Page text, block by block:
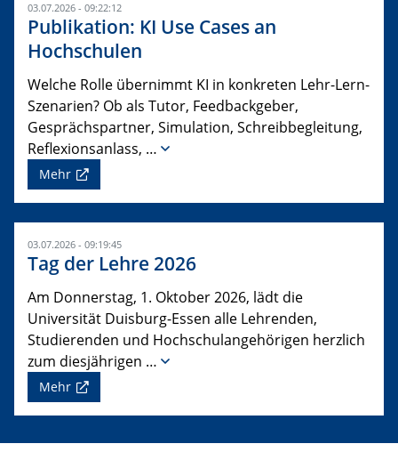
03.07.2026 - 09:22:12
Publikation: KI Use Cases an
Hochschulen
Welche Rolle übernimmt KI in konkreten Lehr-Lern-
Szenarien? Ob als Tutor, Feedbackgeber,
Gesprächspartner, Simulation, Schreibbegleitung,
Reflexionsanlass, …
Mehr
03.07.2026 - 09:19:45
Tag der Lehre 2026
Am Donnerstag, 1. Oktober 2026, lädt die
Universität Duisburg-Essen alle Lehrenden,
Studierenden und Hochschulangehörigen herzlich
zum diesjährigen …
Mehr